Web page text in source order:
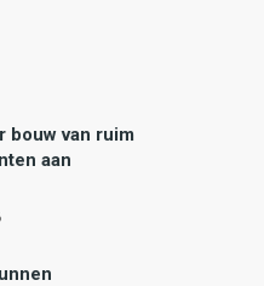
bouw van ruim
aan